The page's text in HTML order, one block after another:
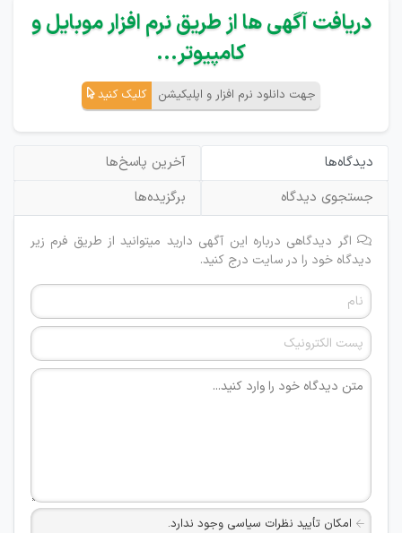
دریافت آگهی ها از طریق نرم افزار موبایل و
کامپیوتر...
جهت دانلود نرم افزار و اپلیکیشن کلیک کنید
دیدگاه‌ها
آخرین پاسخ‌ها
جستجوی دیدگاه
برگزیده‌ها
اگر دیدگاهی درباره این آگهی دارید میتوانید از طریق فرم زیر
دیدگاه خود را در سایت درج کنید.
امکان تأیید نظرات سیاسی وجود ندارد.